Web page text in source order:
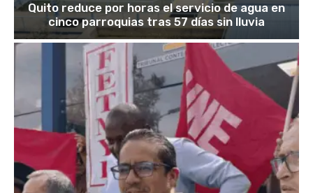
Quito reduce por horas el servicio de agua en
cinco parroquias tras 57 días sin lluvia